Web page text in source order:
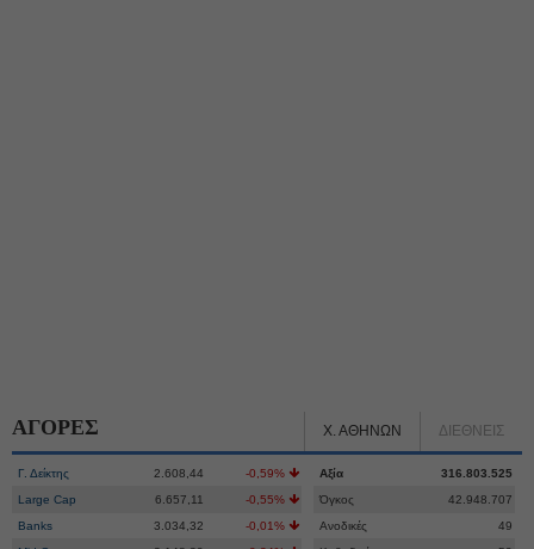
ΑΓΟΡΕΣ Χ. ΑΘΗΝΩΝ ΔΙΕΘΝΕΙΣ
Γ. Δείκτης 2.608,44
-0,59%
Large Cap
6.657,11
-0,55%
Banks
3.034,32
-0,01%
Αξία
316.803.525
Όγκος
42.948.707
Ανοδικές
49